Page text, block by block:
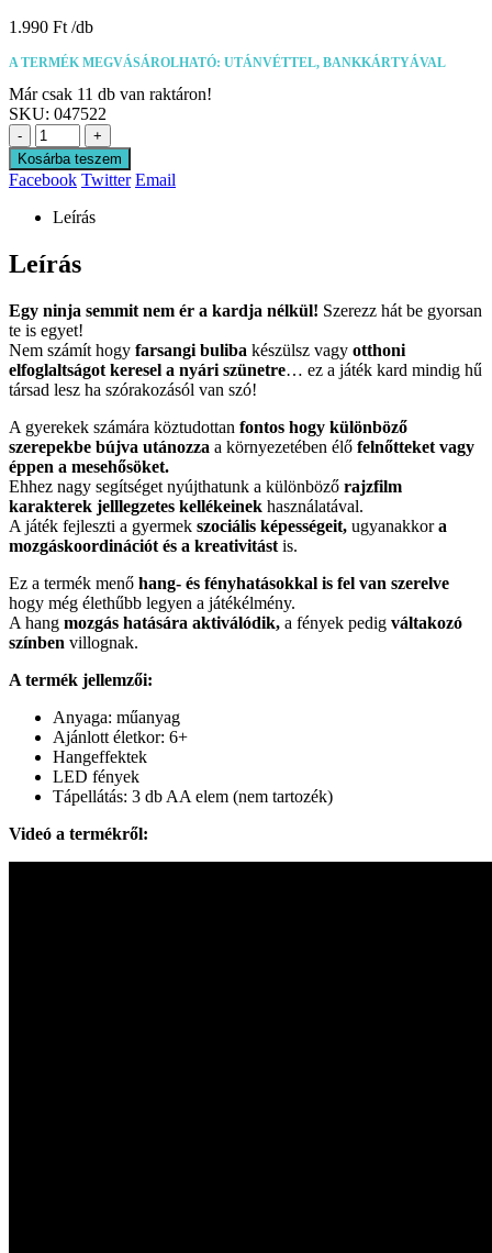
1.990 Ft
A TERMÉK MEGVÁSÁROLHATÓ: UTÁNVÉTTEL, BANKKÁRTYÁVAL
Már csak 11 db van raktáron!
SKU: 047522
-
+
Kosárba teszem
Facebook Twitter Email
Leírás
Leírás
Egy ninja semmit nem ér a kardja nélkül! Szerezz hát be gyorsan
te is egyet!
Nem számít hogy farsangi buliba készülsz vagy otthoni
elfoglaltságot keresel a nyári szünetre… ez a játék kard mindig hű
társad lesz ha szórakozásól van szó!
A gyerekek számára köztudottan fontos hogy különböző
szerepekbe bújva utánozza a környezetében élő felnőtteket vagy
éppen a mesehősöket.
Ehhez nagy segítséget nyújthatunk a különböző rajzfilm
karakterek jelllegzetes kellékeinek használatával.
A játék fejleszti a gyermek szociális képességeit, ugyanakkora
mozgáskoordinációt és a kreativitást is.
Ez a termék menő hang- és fényhatásokkal is fel van szerelve
hogy még élethűbb legyen a játékélmény.
A hang mozgás hatására aktiválódik, a fények pedig váltakozó
színben villognak.
A termék jellemzői:
Anyaga: műanyag
Ajánlott életkor: 6+
Hangeffektek
LED fények
Tápellátás: 3 db AA elem (nem tartozék)
Videó a termékről: